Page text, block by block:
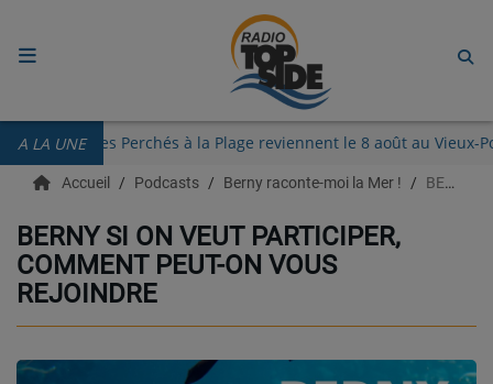
A LA UNE
Les Guinguettes des Perchés à la Plage reviennent le 8 août au
RADIO
ECOUTER
RECHERCHE DE TITRES
EMISSIONS
Accueil Podcasts Berny raconte-moi la Mer ! BERNY SI ON VEUT PARTICIPER, COMMENT PEUT-ON VOUS REJOINDRE
BERNY SI ON VEUT PARTICIPER,
COMMENT PEUT-ON VOUS
REJOINDRE